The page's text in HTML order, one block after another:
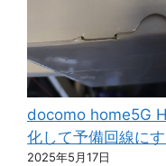
docomo home5G
化して予備回線にす
2025年5月17日